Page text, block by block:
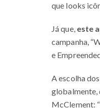
que looks
Já que, este
campanha,
e
A escolha
globalmente,
McClement: “